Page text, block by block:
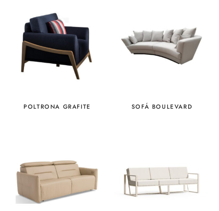
POLTRONA GRAFITE SOFÁ BOULEVARD